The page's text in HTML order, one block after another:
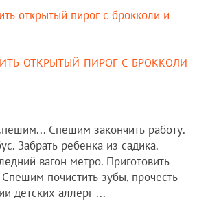
открытый пирог с брокколи
Спешим закончить работу.
Забрать ребенка из садика.
вагон метро. Приготовить
почистить зубы, прочесть
детских аллерг ...